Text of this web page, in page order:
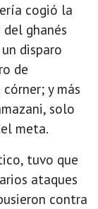
cogió la
ghanés
disparo
de
y más
solo
meta.
tuvo que
ataques
contra